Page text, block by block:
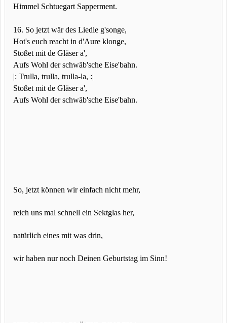
Himmel Schtuegart Sapperment.
16. So jetzt wär des Liedle g'songe,
Hot's euch reacht in d'Aure klonge,
Stoßet mit de Gläser a',
Aufs Wohl der schwäb'sche Eise'bahn.
|: Trulla, trulla, trulla-la, :|
Stoßet mit de Gläser a',
Aufs Wohl der schwäb'sche Eise'bahn.
So, jetzt können wir einfach nicht mehr,
reich uns mal schnell ein Sektglas her,
natürlich eines mit was drin,
wir haben nur noch Deinen Geburtstag im Sinn!